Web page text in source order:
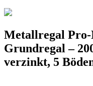
Metallregal Pro-
Grundregal –
verzinkt, 5